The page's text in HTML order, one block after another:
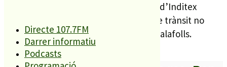
Directe 107.7FM
Darrer informatiu
Podcasts
directe des de les noves instal·lacions d’Inditex
situades a Tordera per que el volum de trànsit no
s’augmenti en el sector industrial de Palafolls.